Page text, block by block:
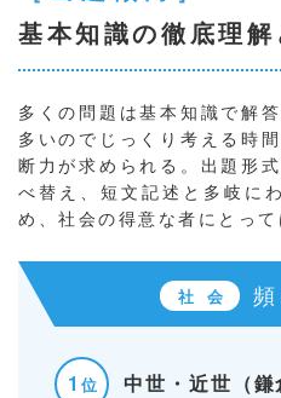
基本知識の徹底理
多くの問題は基本知識で解
多いのでじっくり考える時
断力が求められる。出題形
べ替え、短文記述と多岐に
め、社会の得意な者にとって
社 会
1 位 中世・近世 （